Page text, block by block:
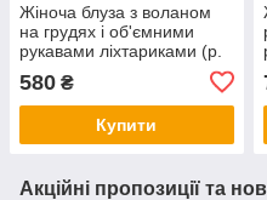
Жіноча блуза з воланом
на грудях і об'ємними
рукавами ліхтариками (р.
580 ₴
Купити
Акційні пропозиції та